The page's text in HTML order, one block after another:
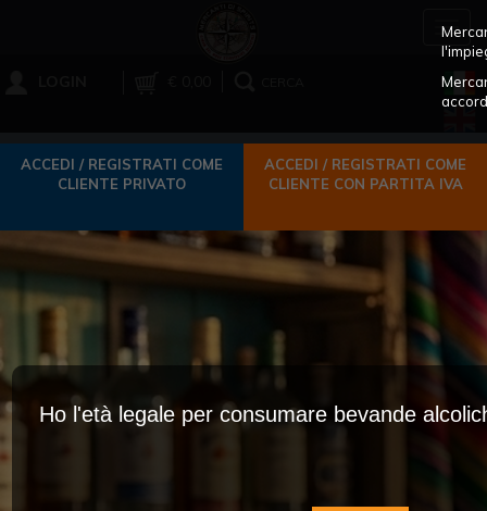
ACCEDI / REGISTRATI COME
CLIENTE PRIVATO
ACCEDI / REGISTRATI COME
CLIENTE CON PARTITA IVA
Ho l'età legale per consumare bevande